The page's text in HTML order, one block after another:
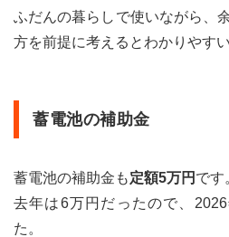
ふだんの暮らしで使いながら、
方を前提に考えるとわかりやすい
蓄電池の補助金
蓄電池の補助金も定額5万円 です
去年は6万円だったので、
た。